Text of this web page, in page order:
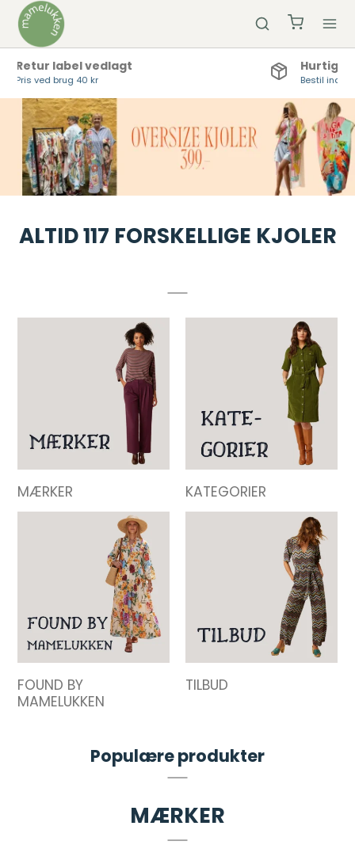
Hurtig Levering
Bestil inden kl 12 og vi sender samme dag
ALTID 117 FORSKELLIGE KJOLER
MÆRKER KATEGORIER
FOUND BY
MAMELUKKEN
TILBUD
Populære produkter
MÆRKER